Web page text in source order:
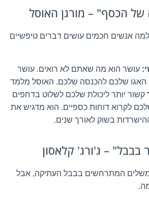
אנשים חכמים עושים דברים טיפשיים
עושר הוא מה שאתם לא רואים. עושר
האגו שלכם להכנסה שלכם. האוסל מלמד
קשור יותר ליכולת שלכם לשלוט בדחפים
לקרוא דוחות כספיים. הוא מדגיש את
בשוק לאורך שנים.
המתרחשים בבבל העתיקה, אבל